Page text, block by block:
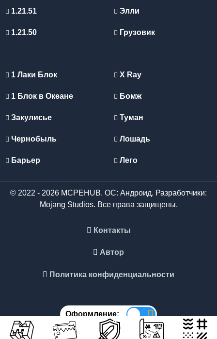
1.21.51
1.21.50
Элли
Грузовик
1 Лаки Блок
1 Блок в Океане
Закулисье
Чернобыль
Барьер
X Ray
Бомж
Туман
Лошадь
Лего
© 2022 - 2026 MCPEHUB. ОС: Андроид. Разработчики:
Mojang Studios. Все права защищены.
Контакты
Автор
Политика конфиденциальности
Оформление: